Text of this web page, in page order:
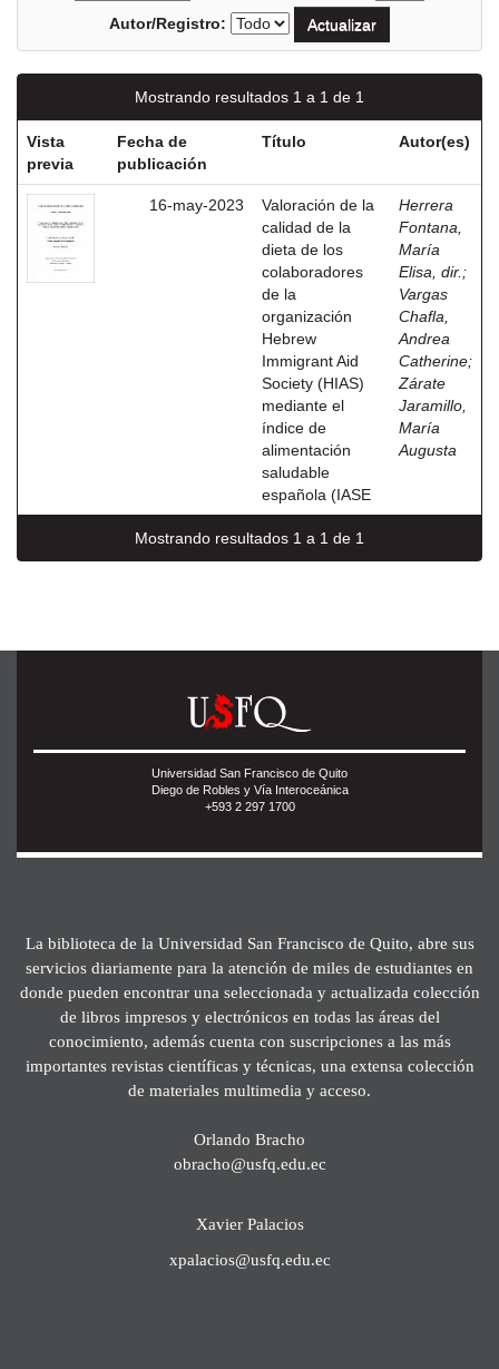
Autor/Registro:
Mostrando resultados 1 a 1 de 1
Vista
previa
Fecha de
publicación
Título Autor(es)
16-may-2023
Valoración de la
calidad de la
dieta de los
colaboradores
de la
organización
Hebrew
Immigrant Aid
Society (HIAS)
mediante el
índice de
alimentación
saludable
española (IASE
Herrera
Fontana,
María
Elisa, dir. ;
Vargas
Chafla,
Andrea
Catherine;
Zárate
Jaramillo,
María
Augusta
Mostrando resultados 1 a 1 de 1
Universidad San Francisco de Quito
Diego de Robles y Vía Interoceánica
+593 2 297 1700
La biblioteca de la Universidad San Francisco de Quito, abre sus
servicios diariamente para la atención de miles de estudiantes en
donde pueden encontrar una seleccionada y actualizada colección
de libros impresos y electrónicos en todas las áreas del
conocimiento, además cuenta con suscripciones a las más
importantes revistas científicas y técnicas, una extensa colección
de materiales multimedia y acceso.
Orlando Bracho
obracho@usfq.edu.ec
Xavier Palacios
xpalacios@usfq.edu.ec